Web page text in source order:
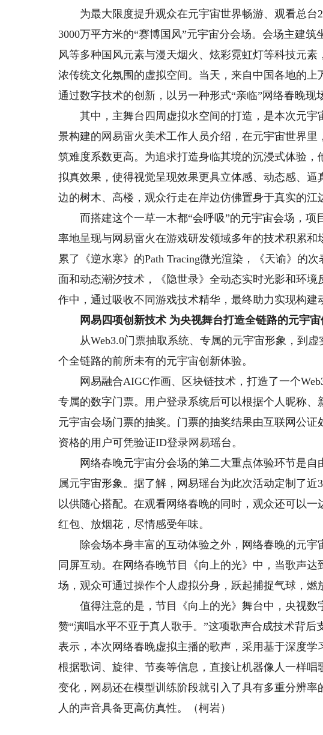
为最大限度提升观众在元宇宙世界畅游、观看总台
3000万平方米的“赛博国风”元宇宙分会场。会场主建
风等多种国风元素与漫天烟火、炫彩霓虹灯等科技元
浓传统文化氛围的虚拟空间。当天，来自中国各地的上
通过数字技术的创新，以另一种形式“亲临”网络春晚现
其中，主舞台四周虚拟水空间的打造，是本次元宇
景构建的网易雷火美术工作人员介绍，在元宇宙世界
筑难度系数更高。为追求打造身临其境的沉浸式体验
拟真效果，使得视觉呈现效果更具立体感、动态感、
边的树木、高楼，观众行走在岸边仿佛置身于真实的江
而搭建这个一草一木都“会呼吸”的元宇宙会场，项
率地呈现与网易雷火在游戏研发领域多年的技术积累
累了《逆水寒》的Path Tracing微光渲染，《天谕》的
面和动态潮汐技术，《隐世录》全动态实时光影和环
作中，通过吸收不同游戏技术精华，最终助力实现构建
网易四项创新技术 为央视舞台打造全链路的元宇宙
从Web3.0门票抽取系统、专属的元宇宙形象，到虚
个全链路的前所未有的元宇宙创新体验。
网易融合AIGC作画、区块链技术，打造了一个
专属的数字门票。用户登录系统后可以根据个人昵称
元宇宙会场门票的抽奖。门票的抽奖结果由互联网公
资格的用户可凭验证ID登录网易瑶台。
网络春晚元宇宙分会场的第二大重点体验环节是自
属元宇宙形象。据了解，网易瑶台为此次活动定制了近
以供随心搭配。在观看网络春晚的同时，观众还可以
红包、放烟花，尽情感受年味。
除会场本身丰富的互动体验之外，网络春晚的元宇
同屏互动。在网络春晚节目《向上的光》中，当歌声
场，观众可通过操作个人虚拟分身，跃起捕捉气球，燃
值得注意的是，节目《向上的光》舞台中，央视数
赞“演唱水平不亚于真人歌手。”这项歌声合成技术背
表示，本次网络春晚虚拟主播的歌声，采用基于深度
根据歌词、旋律、节奏等信息，直接让机器像人一样
变化，网易还在模型训练阶段就引入了具有多重分辨
人的声音具备更高仿真性。（柯岩）